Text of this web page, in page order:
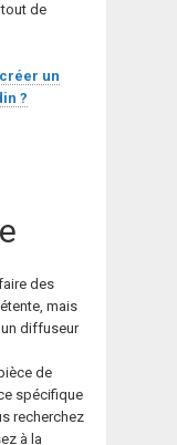
de
un
?
des
mais
un diffuseur
de
spécifique
recherchez
à la